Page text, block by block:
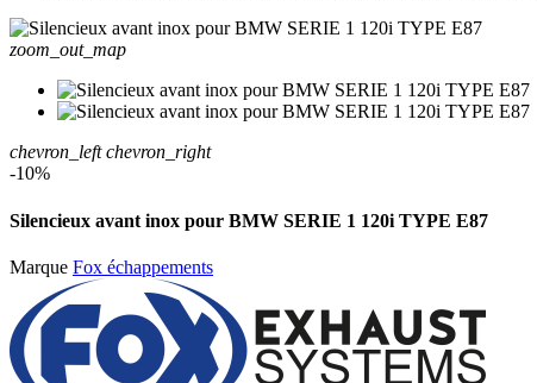
zoom_out_map
chevron_left chevron_right
-10%
Silencieux avant inox pour BMW SERIE 1 120i TYPE E87
Marque Fox échappements